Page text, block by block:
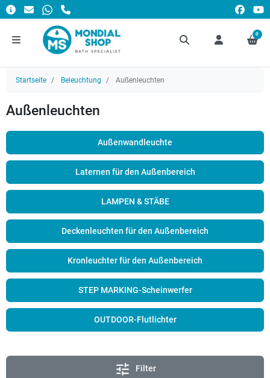
0
Startseite Beleuchtung Außenleuchten
Außenleuchten
Außenwandleuchte
Laternen für den Außenbereich
LAMPEN & STÄBE
Deckenleuchten für den Außenbereich
Kronleuchter für den Außenbereich
STEP MARKING-Scheinwerfer
OUTDOOR-Flutlichter
tune Filter